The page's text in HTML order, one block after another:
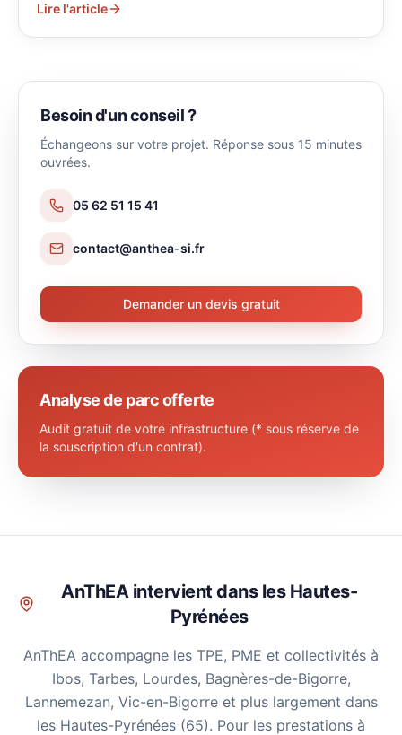
Lire l'article
Besoin d'un conseil ?
Échangeons sur votre projet. Réponse sous 15 minutes
ouvrées.
05 62 51 15 41
contact@anthea-si.fr
Demander un devis gratuit
Analyse de parc offerte
Audit gratuit de votre infrastructure (* sous réserve de
la souscription d'un contrat).
AnThEA intervient dans les Hautes-
Pyrénées
AnThEA accompagne les TPE, PME et collectivités à
Ibos, Tarbes, Lourdes, Bagnères-de-Bigorre,
Lannemezan, Vic-en-Bigorre et plus largement dans
les Hautes-Pyrénées (65). Pour les prestations à